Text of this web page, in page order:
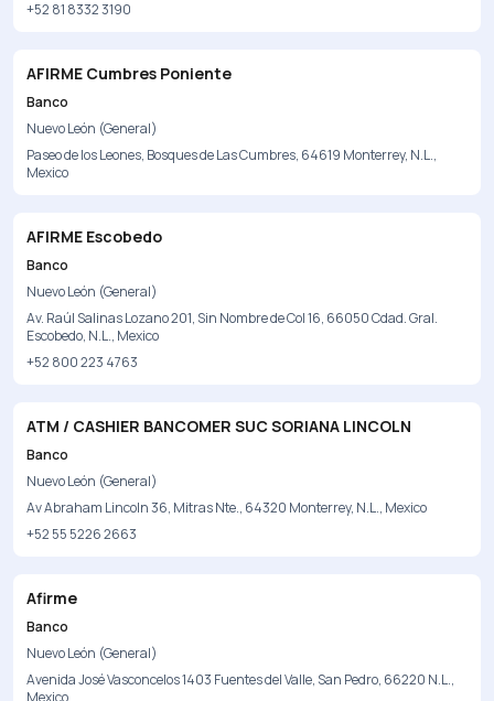
+52 81 8332 3190
AFIRME Cumbres Poniente
Banco
Nuevo León (General)
Paseo de los Leones, Bosques de Las Cumbres, 64619 Monterrey, N.L.,
Mexico
AFIRME Escobedo
Banco
Nuevo León (General)
Av. Raúl Salinas Lozano 201, Sin Nombre de Col 16, 66050 Cdad. Gral.
Escobedo, N.L., Mexico
+52 800 223 4763
ATM / CASHIER BANCOMER SUC SORIANA LINCOLN
Banco
Nuevo León (General)
Av Abraham Lincoln 36, Mitras Nte., 64320 Monterrey, N.L., Mexico
+52 55 5226 2663
Afirme
Banco
Nuevo León (General)
Avenida José Vasconcelos 1403 Fuentes del Valle, San Pedro, 66220 N.L.,
Mexico